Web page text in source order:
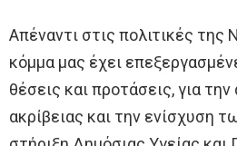
Απέναντι στις πολιτικές
κόμμα μας έχει
θέσεις και προτάσεις, για
ακρίβειας και την ενίσχυση